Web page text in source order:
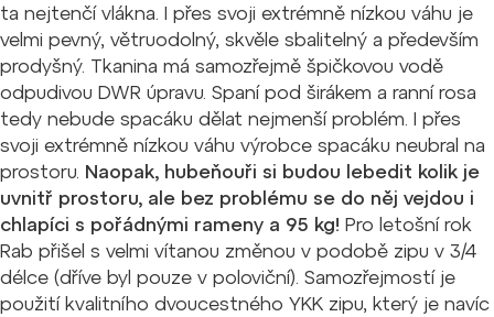
ta nejtenčí vlákna. I přes svoji extrémně nízkou váhu je
velmi pevný, větruodolný, skvěle sbalitelný a především
prodyšný. Tkanina má samozřejmě špičkovou vodě
odpudivou DWR úpravu. Spaní pod širákem a ranní rosa
tedy nebude spacáku dělat nejmenší problém. I přes
svoji extrémně nízkou váhu výrobce spacáku neubral na
prostoru. Naopak, hubeňouři si budou lebedit kolik je
uvnitř prostoru, ale bez problému se do něj vejdou i
chlapíci s pořádnými rameny a 95 kg! Pro letošní rok
Rab přišel s velmi vítanou změnou v podobě zipu v 3/4
délce (dříve byl pouze v poloviční). Samozřejmostí je
použití kvalitního dvoucestného YKK zipu, který je navíc